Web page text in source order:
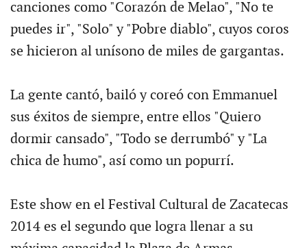
canciones como "Corazón de Melao", "No te
puedes ir", "Solo" y "Pobre diablo", cuyos coros
se hicieron al unísono de miles de gargantas.
La gente cantó, bailó y coreó con Emmanuel
sus éxitos de siempre, entre ellos "Quiero
dormir cansado", "Todo se derrumbó" y "La
chica de humo", así como un popurrí.
Este show en el Festival Cultural de Zacatecas
2014 es el segundo que logra llenar a su